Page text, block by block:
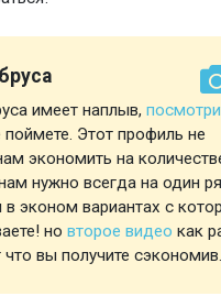
имеет наплыв,
поймете. Этот профиль не
экономить на
нужно всегда на один
эконом вариантах с
но второе видео как
вы получите сэкономив.